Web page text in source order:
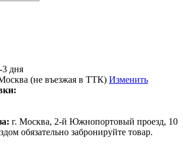
3 дня
(не въезжая в ТТК) Изменить
г. Москва, 2-й Южнопортовый проезд, 10
обязательно забронируйте товар.